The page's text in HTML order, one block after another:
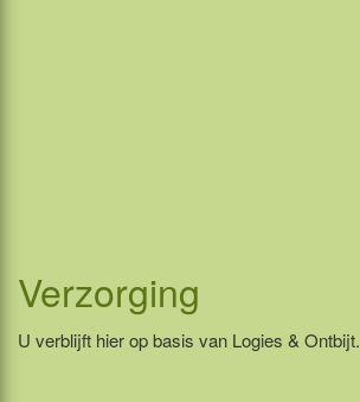
Verzorging
U verblijft hier op basis van Logies & Ontbijt.